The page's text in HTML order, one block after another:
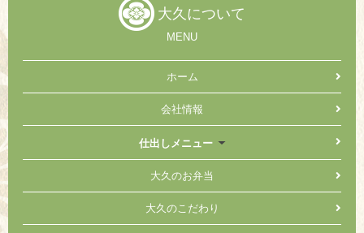
大久について
MENU
ホーム
会社情報
仕出しメニュー
大久のお弁当
大久のこだわり